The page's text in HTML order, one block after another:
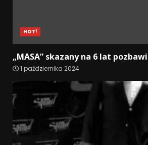
HOT!
„MASA” skazany na 6 lat
1 października 2024